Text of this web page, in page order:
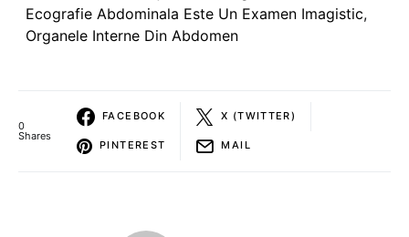
Ecografie Abdominala Este Un Examen Imagistic,
Organele Interne Din Abdomen
0
Shares
FACEBOOK X (TWITTER)
PINTEREST MAIL